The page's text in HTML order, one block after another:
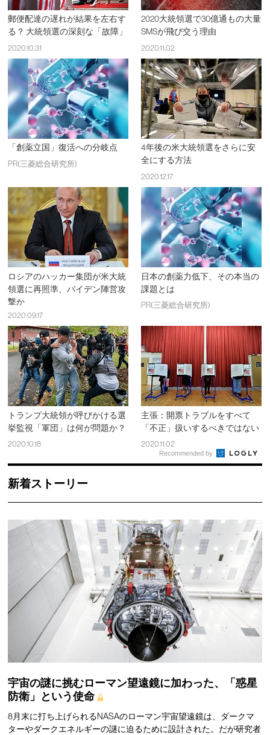
郵便配達の遅れが結果を左右す
る？ 大統領選の深刻な「故障」
2020.10.31
2020大統領選で30億通もの大量
SMSが飛び交う理由
2020.11.02
「創薬立国」復活への分岐点
PR(三菱総合研究所)
4年後の米大統領選をさらに安
全にする方法
2020.12.17
ロシアのハッカー集団が米大統
領選に再照準、バイデン陣営攻
撃か
2020.09.17
日本の創薬力低下、その本当の
課題とは
PR(三菱総合研究所)
トランプ大統領が呼びかける選
挙監視「軍団」は何が問題か？
2020.10.18
主張：開票トラブルをすべて
「不正」扱いするべきではない
2020.11.02
Recommended by
新着ストーリー
宇宙の謎に挑むローマン望遠鏡に加わった、「惑星
防衛」という使命
8月末に打ち上げられるNASAのローマン宇宙望遠鏡は、ダークマ
ターやダークエネルギーの謎に迫るために設計された。だが研究者